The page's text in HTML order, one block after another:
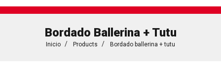
Bordado Ballerina + Tutu
Inicio Products Bordado ballerina + tutu